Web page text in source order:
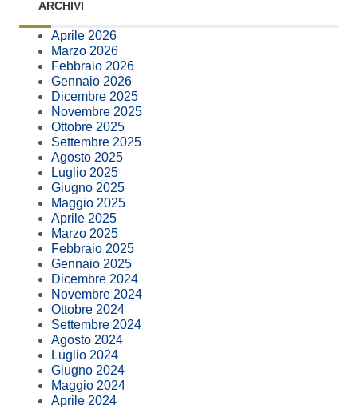
ARCHIVI
Aprile 2026
Marzo 2026
Febbraio 2026
Gennaio 2026
Dicembre 2025
Novembre 2025
Ottobre 2025
Settembre 2025
Agosto 2025
Luglio 2025
Giugno 2025
Maggio 2025
Aprile 2025
Marzo 2025
Febbraio 2025
Gennaio 2025
Dicembre 2024
Novembre 2024
Ottobre 2024
Settembre 2024
Agosto 2024
Luglio 2024
Giugno 2024
Maggio 2024
Aprile 2024